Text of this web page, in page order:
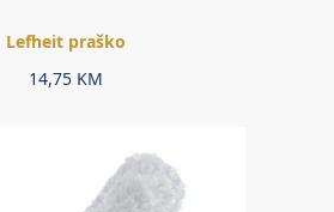
Lefheit praško
14,75 KM